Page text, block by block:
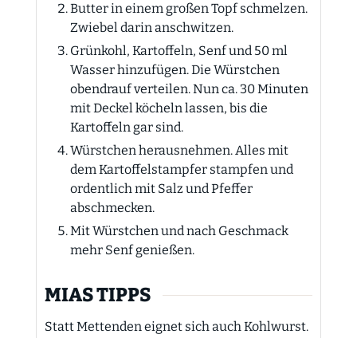
Butter in einem großen Topf schmelzen.
Zwiebel darin anschwitzen.
Grünkohl, Kartoffeln, Senf und 50 ml
Wasser hinzufügen. Die Würstchen
obendrauf verteilen. Nun ca. 30 Minuten
mit Deckel köcheln lassen, bis die
Kartoffeln gar sind.
Würstchen herausnehmen. Alles mit
dem Kartoffelstampfer stampfen und
ordentlich mit Salz und Pfeffer
abschmecken.
Mit Würstchen und nach Geschmack
mehr Senf genießen.
MIAS TIPPS
Statt Mettenden eignet sich auch Kohlwurst.